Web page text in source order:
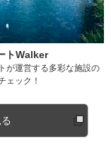
トWalker
が運営する多彩な施設の
ェック！